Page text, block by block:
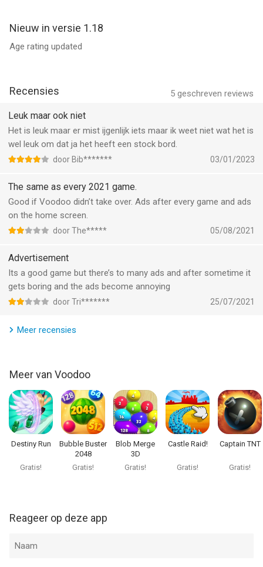
Nieuw in versie 1.18
Age rating updated
5 geschreven reviews
Recensies
Leuk maar ook niet
Het is leuk maar er mist ijgenlijk iets maar ik weet niet wat het is
wel leuk om dat ja het heeft een stock bord.
door Bib******* 03/01/2023
The same as every 2021 game.
Good if Voodoo didn’t take over. Ads after every game and ads
on the home screen.
door The***** 05/08/2021
Advertisement
Its a good game but there’s to many ads and after sometime it
gets boring and the ads become annoying
door Tri******* 25/07/2021
Meer recensies
Meer van Voodoo
Destiny Run
Gratis!
Bubble Buster
2048
Gratis!
Blob Merge
3D
Gratis!
Castle Raid!
Gratis!
Captain TNT
Gratis!
Reageer op deze app